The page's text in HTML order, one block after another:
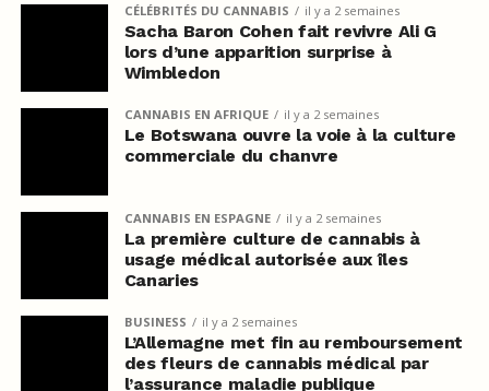
CÉLÉBRITÉS DU CANNABIS il y a 2 semaines
Sacha Baron Cohen fait revivre Ali G
lors d’une apparition surprise à
Wimbledon
CANNABIS EN AFRIQUE il y a 2 semaines
Le Botswana ouvre la voie à la culture
commerciale du chanvre
CANNABIS EN ESPAGNE il y a 2 semaines
La première culture de cannabis à
usage médical autorisée aux îles
Canaries
BUSINESS il y a 2 semaines
L’Allemagne met fin au remboursement
des fleurs de cannabis médical par
l’assurance maladie publique